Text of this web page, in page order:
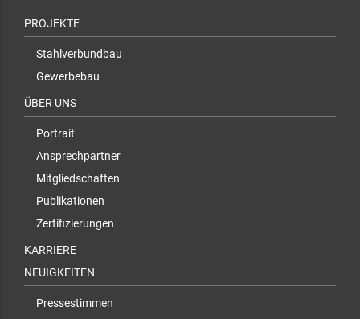
PROJEKTE
Stahlverbundbau
Gewerbebau
ÜBER UNS
Portrait
Ansprechpartner
Mitgliedschaften
Publikationen
Zertifizierungen
KARRIERE
NEUIGKEITEN
Pressestimmen